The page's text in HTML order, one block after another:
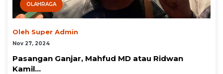
OLAHRAGA
Oleh Super Admin
Nov 27, 2024
Pasangan Ganjar, Mahfud MD atau Ridwan
Kamil...